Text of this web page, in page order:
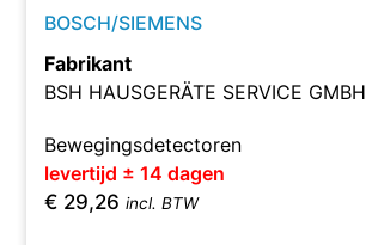
BOSCH/SIEMENS
Fabrikant
BSH HAUSGERÄTE SERVICE GMBH
Bewegingsdetectoren
levertijd ± 14 dagen
€ 29,26 incl. BTW